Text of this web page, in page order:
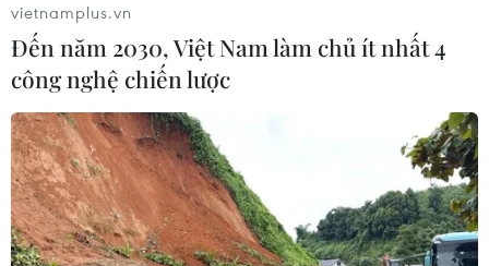
vietnamplus.vn
Đến năm 2030, Việt Nam làm chủ ít nhất 4
công nghệ chiến lược